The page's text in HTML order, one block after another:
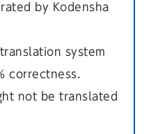
現と持続可
政運営のあ
by Kodensha
system
correctness.
not be translated